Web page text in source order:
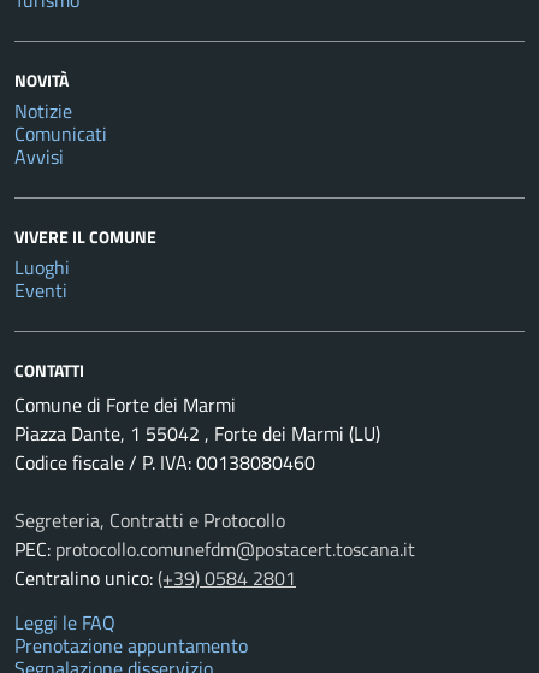
NOVITÀ
Notizie
Comunicati
Avvisi
VIVERE IL COMUNE
Luoghi
Eventi
CONTATTI
Comune di Forte dei Marmi
Piazza Dante, 1 55042 , Forte dei Marmi (LU)
Codice fiscale / P. IVA: 00138080460
Segreteria, Contratti e Protocollo
PEC: protocollo.comunefdm@postacert.toscana.it
Centralino unico:(+39) 0584 2801
Leggi le FAQ
Prenotazione appuntamento